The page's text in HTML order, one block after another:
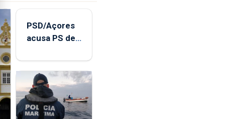
PSD/Açores
acusa PS de
contraditória"
sobre
evolução
turística